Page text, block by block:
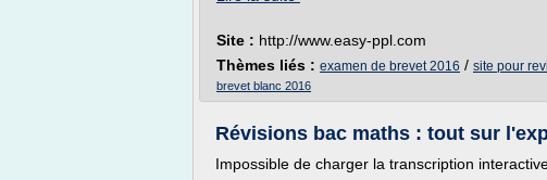
Site : http://www.easy-ppl.com
Thèmes liés : examen de brevet 2016 / site pour
brevet blanc 2016
Révisions bac maths : tout sur
Impossible de charger la transcription